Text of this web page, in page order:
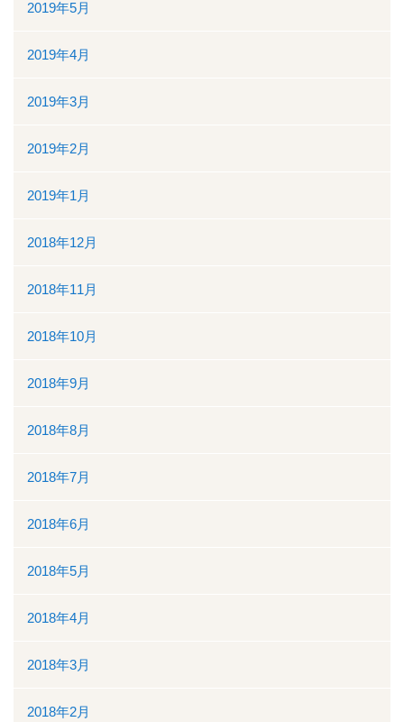
2019年5月
2019年4月
2019年3月
2019年2月
2019年1月
2018年12月
2018年11月
2018年10月
2018年9月
2018年8月
2018年7月
2018年6月
2018年5月
2018年4月
2018年3月
2018年2月